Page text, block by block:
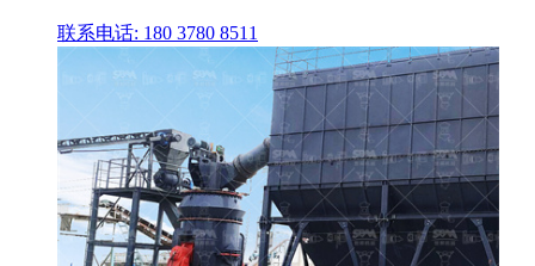
联系电话: 180 3780 8511